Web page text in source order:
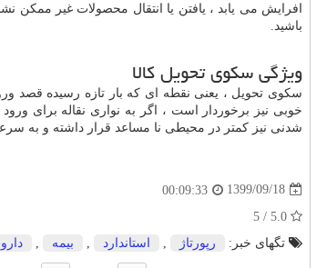
افرایش می یابد ، یافتن یا انتقال محصولات غیر ممکن
باشید.
ویژگی سکوی تحویل کالا
سکوی تحویل ، یعنی نقطه ای که بار تازه رسیده قصد
خوبی نیز برخوردار است ، اگر به نواری نقاله برای
شدنی نیز کمتر در محیطی نا مساعد قرار داشته و به
1399/09/18
00:09:33
تگهای خبر:
رپورتاژ استاندارد بیمه دارو